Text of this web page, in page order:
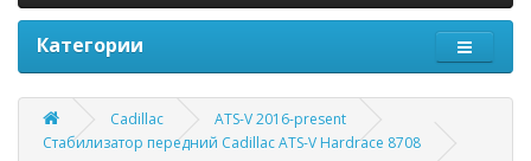
Категории
Cadillac
ATS-V 2016-present
Стабилизатор передний Cadillac ATS-V Hardrace 8708